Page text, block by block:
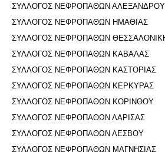
ΣΥΛΛΟΓΟΣ ΝΕΦΡΟΠΑΘΩΝ
ΣΥΛΛΟΓΟΣ ΝΕΦΡΟΠΑΘΩΝ ΗΜΑΘΙΑΣ
ΣΥΛΛΟΓΟΣ ΝΕΦΡΟΠΑΘΩΝ
ΣΥΛΛΟΓΟΣ ΝΕΦΡΟΠΑΘΩΝ ΚΑΒΑΛΑΣ
ΣΥΛΛΟΓΟΣ ΝΕΦΡΟΠΑΘΩΝ ΚΑΣΤΟΡΙΑΣ
ΣΥΛΛΟΓΟΣ ΝΕΦΡΟΠΑΘΩΝ ΚΕΡΚΥΡΑΣ
ΣΥΛΛΟΓΟΣ ΝΕΦΡΟΠΑΘΩΝ ΚΟΡΙΝΘΟΥ
ΣΥΛΛΟΓΟΣ ΝΕΦΡΟΠΑΘΩΝ ΛΑΡΙΣΑΣ
ΣΥΛΛΟΓΟΣ ΝΕΦΡΟΠΑΘΩΝ ΛΕΣΒΟΥ
ΣΥΛΛΟΓΟΣ ΝΕΦΡΟΠΑΘΩΝ ΜΑΓΝΗΣΙΑΣ